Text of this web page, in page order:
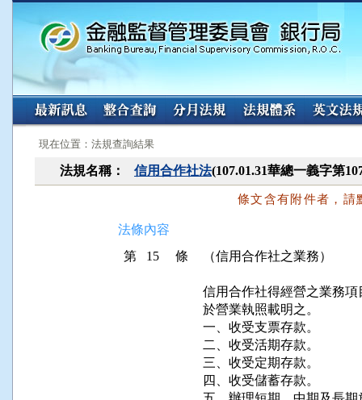
:::
現在位置：法規查詢結果
法規名稱： 信用合作社法(107.01.31華總一義字第
條文含有附件者，請
法條內容
第 15 條
（信用合作社之業務）
信用合作社得經營之業務
於營業執照載明之。
一、收受支票存款。
二、收受活期存款。
三、收受定期存款。
四、收受儲蓄存款。